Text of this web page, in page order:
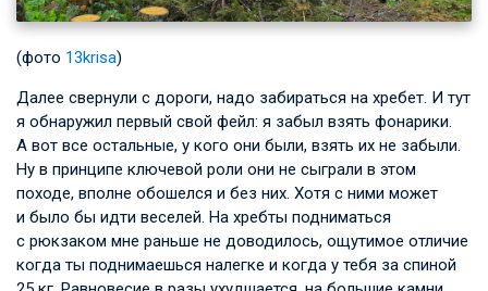
(фото 13krisa)
Далее свернули с дороги, надо забираться на хребет. И тут
я обнаружил первый свой фейл: я забыл взять фонарики.
А вот все остальные, у кого они были, взять их не забыли.
Ну в принципе ключевой роли они не сыграли в этом
походе, вполне обошелся и без них. Хотя с ними может
и было бы идти веселей. На хребты подниматься
с рюкзаком мне раньше не доводилось, ощутимое отличие
когда ты поднимаешься налегке и когда у тебя за спиной